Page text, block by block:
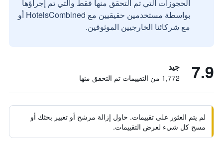
الحجوزات التي تم التحقق منها فقط والتي تم إجراؤها
بواسطة مستخدمين حقيقيين مع HotelsCombined أو
مع شركائنا الخارجيين الموثوقين.
7.9 جيد
1,772 من التقييمات تم التحقق منها
لم يتم العثور على تقييمات. حاول إزالة مرشح أو تغيير بحثك أو
مسح كل شيء لعرض التقييمات.